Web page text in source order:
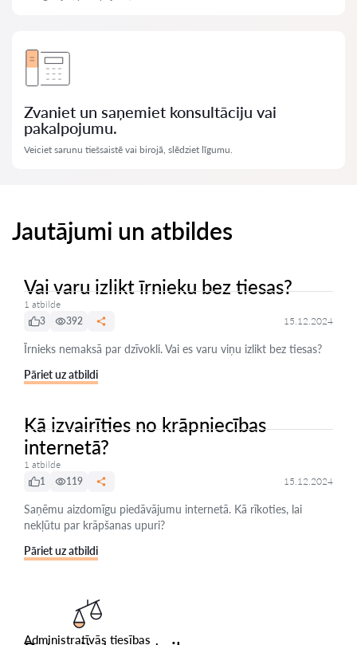
Zvaniet un saņemiet konsultāciju vai
pakalpojumu.
Veiciet sarunu tiešsaistē vai birojā, slēdziet līgumu.
Jautājumi un atbildes
Vai varu izlikt īrnieku bez tiesas?
1 atbilde
3
392 15.12.2024
Īrnieks nemaksā par dzīvokli. Vai es varu viņu izlikt bez tiesas?
Pāriet uz atbildi
Kā izvairīties no krāpniecības
internetā?
1 atbilde
1
119 15.12.2024
Saņēmu aizdomīgu piedāvājumu internetā. Kā rīkoties, lai
nekļūtu par krāpšanas upuri?
Pāriet uz atbildi
Administratīvās tiesības